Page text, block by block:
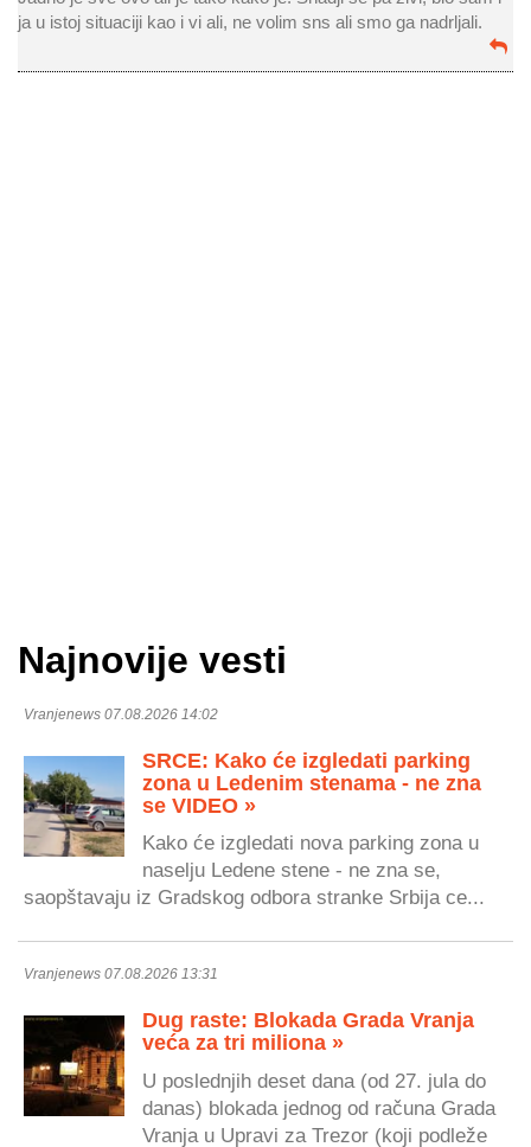
ja u istoj situaciji kao i vi ali, ne volim sns ali smo ga nadrljali.
Najnovije vesti
Vranjenews 07.08.2026 14:02
SRCE: Kako će izgledati parking
zona u Ledenim stenama - ne zna
se VIDEO »
Kako će izgledati nova parking zona u
naselju Ledene stene - ne zna se,
saopštavaju iz Gradskog odbora stranke Srbija ce...
Vranjenews 07.08.2026 13:31
Dug raste: Blokada Grada Vranja
veća za tri miliona »
U poslednjih deset dana (od 27. jula do
danas) blokada jednog od računa Grada
Vranja u Upravi za Trezor (koji podleže